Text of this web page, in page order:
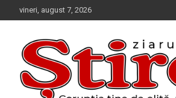
to
vineri, august 7, 2026